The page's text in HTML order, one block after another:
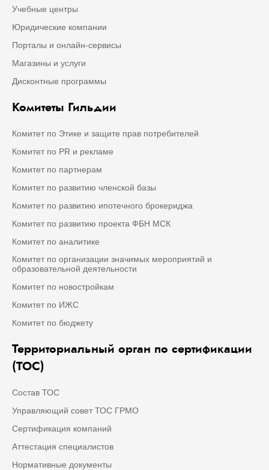
Учебные центры
Юридические компании
Порталы и онлайн-сервисы
Магазины и услуги
Дисконтные программы
Комитеты Гильдии
Комитет по Этике и защите прав потребителей
Комитет по PR и рекламе
Комитет по партнерам
Комитет по развитию членской базы
Комитет по развитию ипотечного брокериджа
Комитет по развитию проекта ФБН МСК
Комитет по аналитике
Комитет по организации значимых мероприятий и
образовательной деятельности
Комитет по новостройкам
Комитет по ИЖС
Комитет по бюджету
Территориальный орган по сертификации
(ТОС)
Состав ТОС
Управляющий совет ТОС ГРМО
Сертификация компаний
Аттестация специалистов
Нормативные документы